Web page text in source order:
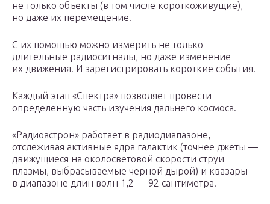
не только объекты (в том числе короткоживущие),
но даже их перемещение.
С их помощью можно измерить не только
длительные радиосигналы, но даже изменение
их движения. И зарегистрировать короткие события.
Каждый этап «Спектра» позволяет провести
определенную часть изучения дальнего космоса.
«Радиоастрон» работает в радиодиапазоне,
отслеживая активные ядра галактик (точнее джеты —
движущиеся на околосветовой скорости струи
плазмы, выбрасываемые черной дырой) и квазары
в диапазоне длин волн 1,2 — 92 сантиметра.